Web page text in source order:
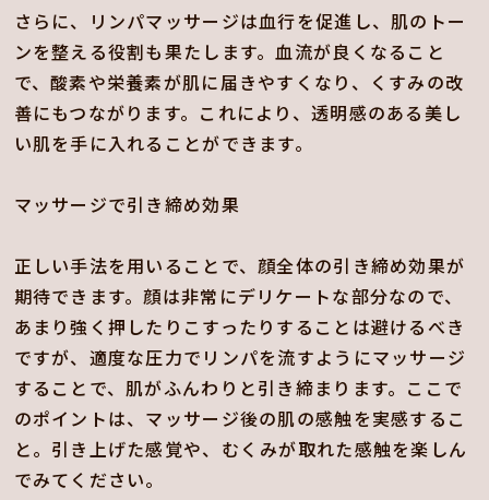
さらに、リンパマッサージは血行を促進し、肌のトー
ンを整える役割も果たします。血流が良くなること
で、酸素や栄養素が肌に届きやすくなり、くすみの改
善にもつながります。これにより、透明感のある美し
い肌を手に入れることができます。
マッサージで引き締め効果
正しい手法を用いることで、顔全体の引き締め効果が
期待できます。顔は非常にデリケートな部分なので、
あまり強く押したりこすったりすることは避けるべき
ですが、適度な圧力でリンパを流すようにマッサージ
することで、肌がふんわりと引き締まります。ここで
のポイントは、マッサージ後の肌の感触を実感するこ
と。引き上げた感覚や、むくみが取れた感触を楽しん
でみてください。